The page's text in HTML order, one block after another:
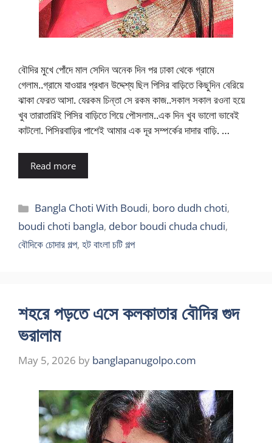
বৌদির মুখে পোঁদে মাল সেদিন অনেক দিন পর ঢাকা থেকে গ্রামে
গেলাম..গ্রামে যাওয়ার প্রধান উদ্দেশ্য ছিল পিসির বাড়িতে কিছুদিন বেরিয়ে
ঝাকা ফেরত আসা. যেরকম চিন্তা সে রকম কাজ..সকাল সকাল রওনা হয়ে
খুব তারাতারিই পিসির বাড়িতে গিয়ে পৌসলাম..এক দিন খুব ভালো ভাবেই
কাটলো. পিসিরবাড়ির পাশেই আমার এক দূর সম্পর্কের দাদার বাড়ি. …
Read more
Categories
Bangla Choti With Boudi, boro dudh choti,
boudi choti bangla, debor boudi chuda chudi,
বৌদিকে চোদার গল্প, হট বাংলা চটি গল্প
শহরে পড়তে এসে কলকাতার বৌদির গুদ
ভরালাম
May 5, 2026 by banglapanugolpo.com